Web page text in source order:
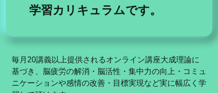
学習カリキュラムです。
毎月20講義以上提供されるオンライン講座大成理論に
基づき、脳疲労の解消・脳活性・集中力の向上・コミュ
ニケーションや感情の改善・目標実現など実に幅広く学